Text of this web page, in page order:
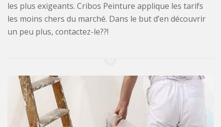
les plus exigeants. Cribos Peinture applique les tarifs
les moins chers du marché. Dans le but d’en découvrir
un peu plus, contactez-le??!